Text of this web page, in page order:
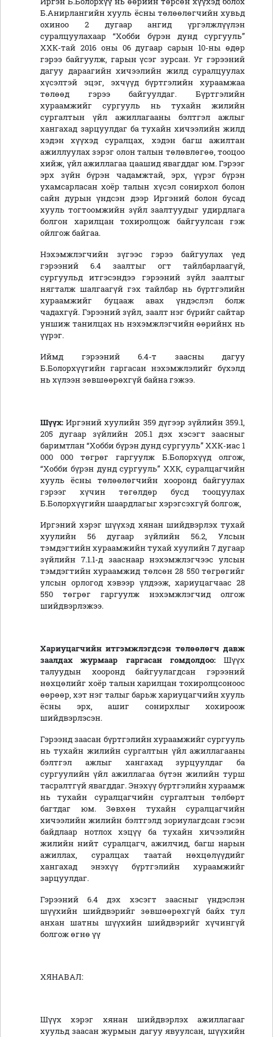
Б.Анирлангийн хууль ёсны төлөөлөгчийн хувьд
охиноо 2 дугаар ангид үргэлжлүүлэн
суралцуулахаар “Хобби бүрэн дунд сургууль”
ХХК-тай 2016 оны 06 дугаар сарын 10-ны өдөр
гэрээ байгуулж, гарын үсэг зурсан. Уг гэрээний
дагуу дараагийн хичээлийн жилд суралцуулах
хүсэлтэй эцэг, эхчүүд бүртгэлийн хураамжаа
төлөөд гэрээ байгуулдаг. Бүртгэлийн
хураамжийг сургууль нь тухайн жилийн
сургалтын үйл ажиллагааны бэлтгэл ажлыг
хангахад зарцуулдаг ба тухайн хичээлийн жилд
хэдэн хүүхэд суралцах, хэдэн багш ажилтан
ажиллуулах зэрэг олон талын төлөвлөгөө, тооцоо
хийж, үйл ажиллагаа цаашид явагддаг юм. Гэрээг
эрх зүйн бүрэн чадамжтай, эрх, үүрэг бүрэн
ухамсарласан хоёр талын хүсэл сонирхол болон
сайн дурын үндсэн дээр Иргэний болон бусад
хууль тогтоомжийн зүйл заалтуудыг удирдлага
болгон харилцан тохиролцож байгуулсан гэж
ойлгож байгаа.
Нэхэмжлэгчийн зүгээс гэрээ байгуулах үед
гэрээний 6.4 заалтыг огт тайлбарлаагүй,
сургуульд итгэсэндээ гэрээний зүйл заалтыг
нягталж шалгаагүй гэх тайлбар нь бүртгэлийн
хураамжийг буцааж авах үндэслэл болж
чадахгүй. Гэрээний зүйл, заалт нэг бүрийг сайтар
уншиж танилцах нь нэхэмжлэгчийн өөрийнх нь
үүрэг.
Иймд гэрээний 6.4-т заасны дагуу
Б.Болорхүүгийн гаргасан нэхэмжлэлийг бүхэлд
нь хүлээн зөвшөөрөхгүй байна гэжээ.
Шүүх:Иргэний хуулийн 359 дүгээр зүйлийн 359.1,
205 дугаар зүйлийн 205.1 дэх хэсэгт заасныг
баримтлан “Хобби бүрэн дунд сургууль” ХХК-иас 1
000 000 төгрөг гаргуулж Б.Болорхүүд олгож,
“Хобби бүрэн дунд сургууль” ХХК, суралцагчийн
хууль ёсны төлөөлөгчийн хооронд байгуулах
гэрээг хүчин төгөлдөр бусд тооцуулах
Б.Болорхүүгийн шаардлагыг хэрэгсэхгүй болгож,
Иргэний хэрэг шүүхэд хянан шийдвэрлэх тухай
хуулийн 56 дугаар зүйлийн 56.2, Улсын
тэмдэгтийн хураамжийн тухай хуулийн 7 дугаар
зүйлийн 7.1.1-д зааснаар нэхэмжлэгчээс улсын
тэмдэгтийн хураамжид төлсөн 28 550 төгрөгийг
улсын орлогод хэвээр үлдээж, хариуцагчаас 28
550 төгрөг гаргуулж нэхэмжлэгчид олгож
шийдвэрлэжээ.
Хариуцагчийн итгэмжлэгдсэн төлөөлөгч давж
заалдах журмаар гаргасан гомдолдоо:Шүүх
талуудын хооронд байгуулагдсан гэрээний
нөхцөлийг хоёр талын харилцан тохиролцсоноос
өөрөөр, хэт нэг талыг барьж хариуцагчийн хууль
ёсны эрх, ашиг сонирхлыг хохироож
шийдвэрлэсэн.
Гэрээнд заасан бүртгэлийн хураамжийг сургууль
нь тухайн жилийн сургалтын үйл ажиллагааны
бэлтгэл ажлыг хангахад зурцуулдаг ба
сургуулийн үйл ажиллагаа бүтэн жилийн турш
тасралтгүй явагддаг. Энэхүү бүртгэлийн хураамж
нь тухайн суралцагчийн сургалтын төлбөрт
багтдаг юм. Зөвхөн тухайн суралцагчийн
хичээлийн жилийн бэлтгэлд зориулагдсан гэсэн
байдлаар нотлох хэцүү ба тухайн хичээлийн
жилийн нийт суралцагч, ажилчид, багш нарын
ажиллах, суралцах таатай нөхцөлүүдийг
хангахад энэхүү бүртгэлийн хураамжийг
зарцуулдаг.
Гэрээний 6.4 дэх хэсэгт заасныг үндэслэн
шүүхийн шийдвэрийг зөвшөөрөхгүй байх тул
анхан шатны шүүхийн шийдвэрийг хүчингүй
болгож өгнө үү
ХЯНАВАЛ:
Шүүх хэрэг хянан шийдвэрлэх ажиллагааг
хуульд заасан журмын дагуу явуулсан, шүүхийн